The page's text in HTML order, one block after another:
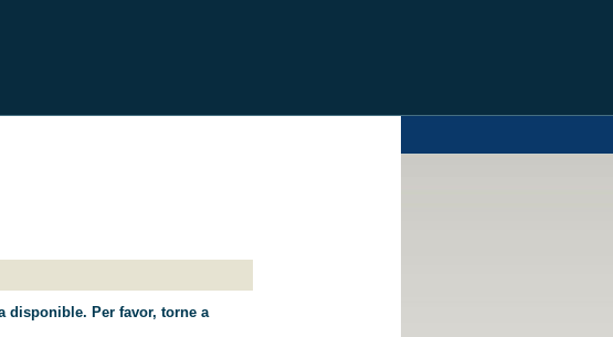
disponible. Per favor, torne a